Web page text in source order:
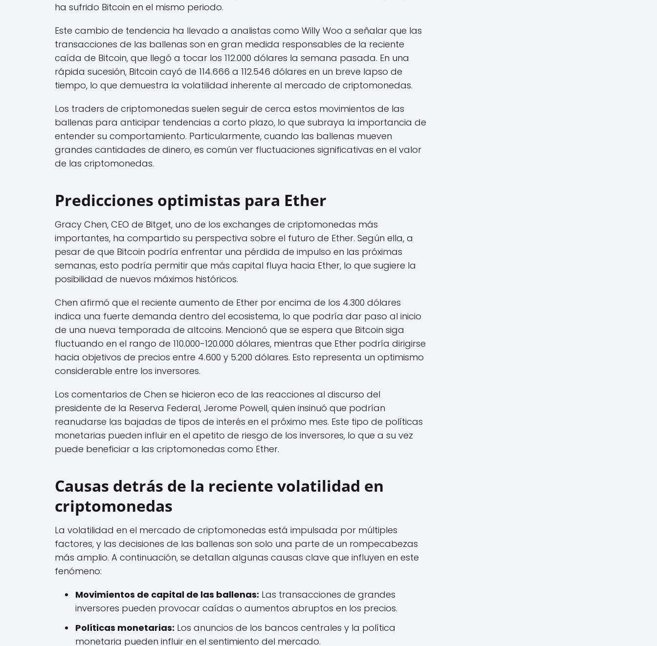
ha sufrido Bitcoin en el mismo periodo.
Este cambio de tendencia ha llevado a analistas como Willy Woo a señalar que las
transacciones de las ballenas son en gran medida responsables de la reciente
caída de Bitcoin, que llegó a tocar los 112.000 dólares la semana pasada. En una
rápida sucesión, Bitcoin cayó de 114.666 a 112.546 dólares en un breve lapso de
tiempo, lo que demuestra la volatilidad inherente al mercado de criptomonedas.
Los traders de criptomonedas suelen seguir de cerca estos movimientos de las
ballenas para anticipar tendencias a corto plazo, lo que subraya la importancia de
entender su comportamiento. Particularmente, cuando las ballenas mueven
grandes cantidades de dinero, es común ver fluctuaciones significativas en el valor
de las criptomonedas.
Predicciones optimistas para Ether
Gracy Chen, CEO de Bitget, uno de los exchanges de criptomonedas más
importantes, ha compartido su perspectiva sobre el futuro de Ether. Según ella, a
pesar de que Bitcoin podría enfrentar una pérdida de impulso en las próximas
semanas, esto podría permitir que más capital fluya hacia Ether, lo que sugiere la
posibilidad de nuevos máximos históricos.
Chen afirmó que el reciente aumento de Ether por encima de los 4.300 dólares
indica una fuerte demanda dentro del ecosistema, lo que podría dar paso al inicio
de una nueva temporada de altcoins. Mencionó que se espera que Bitcoin siga
fluctuando en el rango de 110.000-120.000 dólares, mientras que Ether podría dirigirse
hacia objetivos de precios entre 4.600 y 5.200 dólares. Esto representa un optimismo
considerable entre los inversores.
Los comentarios de Chen se hicieron eco de las reacciones al discurso del
presidente de la Reserva Federal, Jerome Powell, quien insinuó que podrían
reanudarse las bajadas de tipos de interés en el próximo mes. Este tipo de políticas
monetarias pueden influir en el apetito de riesgo de los inversores, lo que a su vez
puede beneficiar a las criptomonedas como Ether.
Causas detrás de la reciente volatilidad en
criptomonedas
La volatilidad en el mercado de criptomonedas está impulsada por múltiples
factores, y las decisiones de las ballenas son solo una parte de un rompecabezas
más amplio. A continuación, se detallan algunas causas clave que influyen en este
fenómeno:
Movimientos de capital de las ballenas: Las transacciones de grandes
inversores pueden provocar caídas o aumentos abruptos en los precios.
Políticas monetarias: Los anuncios de los bancos centrales y la política
monetaria pueden influir en el sentimiento del mercado.